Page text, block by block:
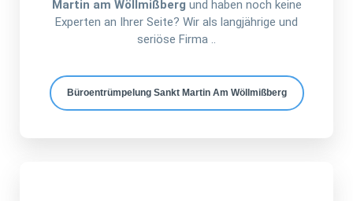
Martin am Wöllmißberg und haben noch keine
Experten an Ihrer Seite? Wir als langjährige und
seriöse Firma ..
Büroentrümpelung Sankt Martin Am Wöllmißberg